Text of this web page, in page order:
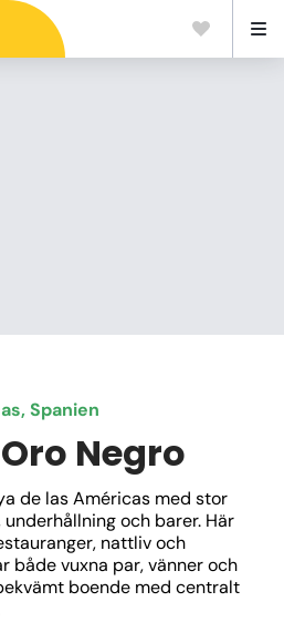
Spanien
Negro
de las Américas med stor
och barer. Här
nattliv och
både vuxna par, vänner och
boende med centralt